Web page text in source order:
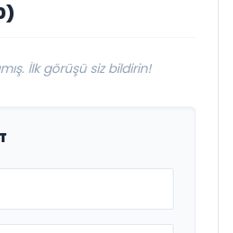
İlk görüşü siz bildirin!